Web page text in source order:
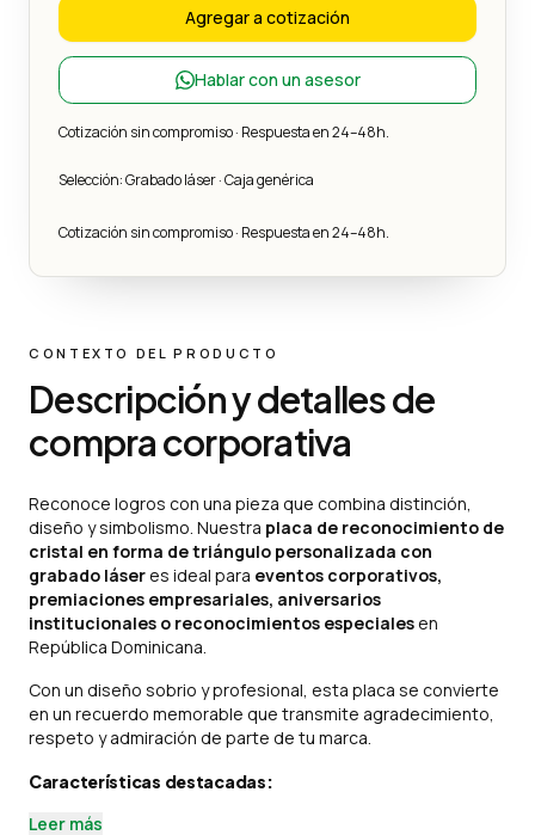
Agregar a cotización
Hablar con un asesor
Cotización sin compromiso · Respuesta en 24–48h.
Selección: Grabado láser · Caja genérica
Cotización sin compromiso · Respuesta en 24–48h.
CONTEXTO DEL PRODUCTO
Descripción y detalles de
compra corporativa
Reconoce logros con una pieza que combina distinción,
diseño y simbolismo. Nuestra placa de reconocimiento de
cristal en forma de triángulo personalizada con
grabado láser es ideal para eventos corporativos,
premiaciones empresariales, aniversarios
institucionales o reconocimientos especiales en
República Dominicana.
Con un diseño sobrio y profesional, esta placa se convierte
en un recuerdo memorable que transmite agradecimiento,
respeto y admiración de parte de tu marca.
Características destacadas:
Leer más